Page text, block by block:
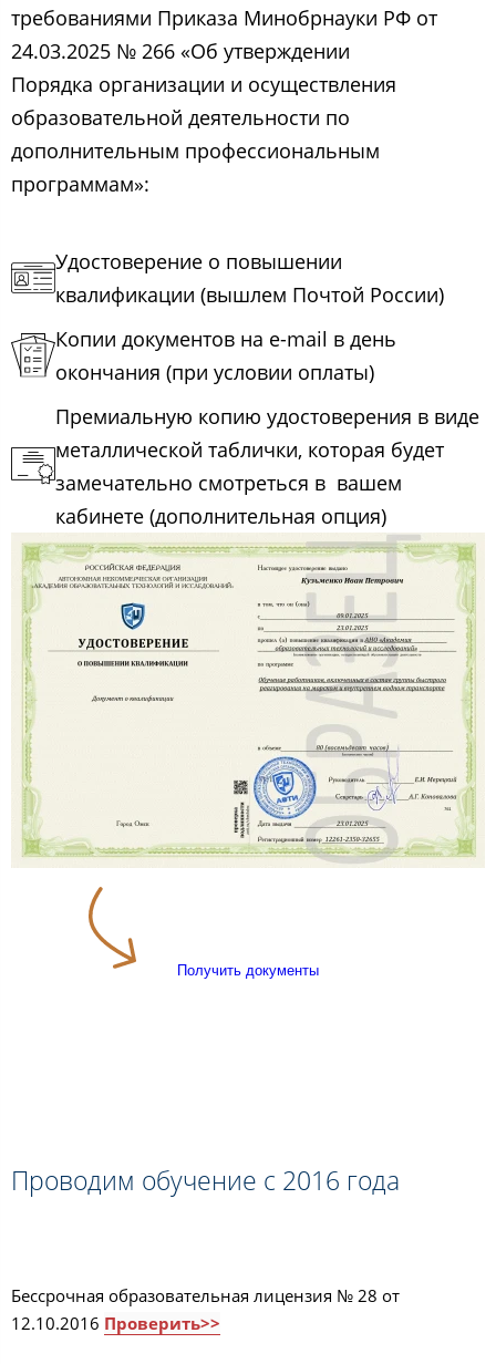
требованиями Приказа Минобрнауки РФ от
24.03.2025 № 266 «Об утверждении
Порядка организации и осуществления
образовательной деятельности по
дополнительным профессиональным
программам»:
Удостоверение о повышении
квалификации (вышлем Почтой России)
Копии документов на e-mail в день
окончания (при условии оплаты)
Премиальную копию удостоверения в виде
металлической таблички, которая будет
замечательно смотреться в вашем
кабинете (дополнительная опция)
Получить документы
Проводим обучение с 2016 года
Бессрочная образовательная лицензия № 28 от
12.10.2016 Проверить>>